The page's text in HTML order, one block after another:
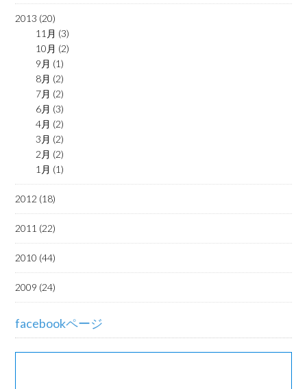
2013 (20)
11月 (3)
10月 (2)
9月 (1)
8月 (2)
7月 (2)
6月 (3)
4月 (2)
3月 (2)
2月 (2)
1月 (1)
2012 (18)
2011 (22)
2010 (44)
2009 (24)
facebookページ